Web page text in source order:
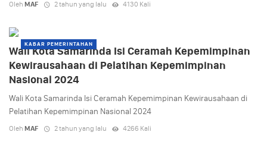
Oleh MAF 2 tahun yang lalu 4130 Kali
KABAR PEMERINTAHAN
Wali Kota Samarinda Isi Ceramah Kepemimpinan
Kewirausahaan di Pelatihan Kepemimpinan
Nasional 2024
Wali Kota Samarinda Isi Ceramah Kepemimpinan Kewirausahaan di
Pelatihan Kepemimpinan Nasional 2024
Oleh MAF 2 tahun yang lalu 4266 Kali